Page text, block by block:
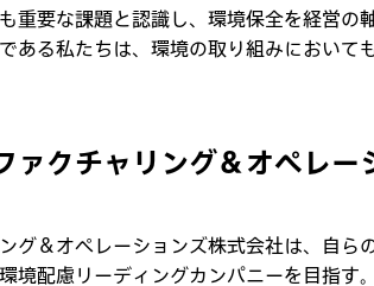
重要な課題と認識し、環境保全を経営の
ある私たちは、環境の取り組みにおい
ァクチャリング＆オペレ
グ＆オペレーションズ株式会社は、自ら
境配慮リーディングカンパニーを目指す。